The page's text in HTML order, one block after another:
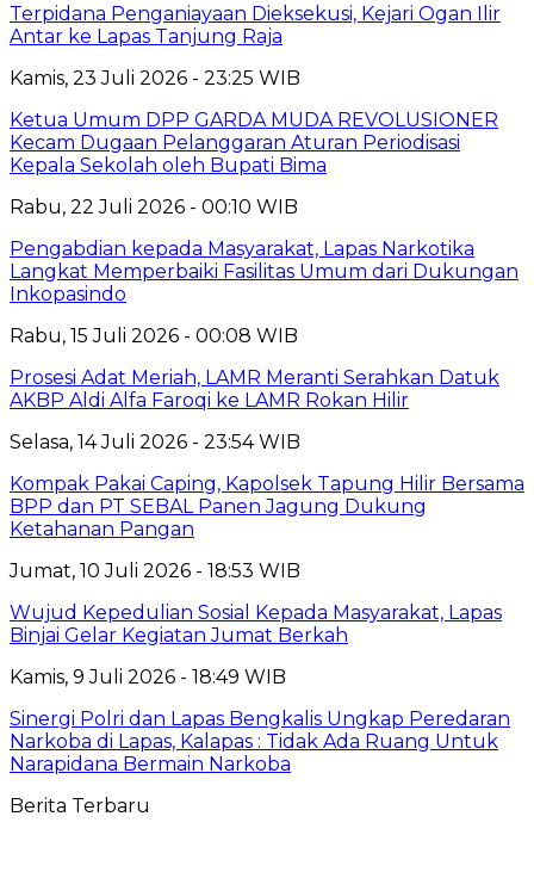
Terpidana Penganiayaan Dieksekusi, Kejari Ogan Ilir
Antar ke Lapas Tanjung Raja
Kamis, 23 Juli 2026 - 23:25 WIB
Ketua Umum DPP GARDA MUDA REVOLUSIONER
Kecam Dugaan Pelanggaran Aturan Periodisasi
Kepala Sekolah oleh Bupati Bima
Rabu, 22 Juli 2026 - 00:10 WIB
Pengabdian kepada Masyarakat, Lapas Narkotika
Langkat Memperbaiki Fasilitas Umum dari Dukungan
Inkopasindo
Rabu, 15 Juli 2026 - 00:08 WIB
Prosesi Adat Meriah, LAMR Meranti Serahkan Datuk
AKBP Aldi Alfa Faroqi ke LAMR Rokan Hilir
Selasa, 14 Juli 2026 - 23:54 WIB
Kompak Pakai Caping, Kapolsek Tapung Hilir Bersama
BPP dan PT SEBAL Panen Jagung Dukung
Ketahanan Pangan
Jumat, 10 Juli 2026 - 18:53 WIB
Wujud Kepedulian Sosial Kepada Masyarakat, Lapas
Binjai Gelar Kegiatan Jumat Berkah
Kamis, 9 Juli 2026 - 18:49 WIB
Sinergi Polri dan Lapas Bengkalis Ungkap Peredaran
Narkoba di Lapas, Kalapas : Tidak Ada Ruang Untuk
Narapidana Bermain Narkoba
Berita Terbaru